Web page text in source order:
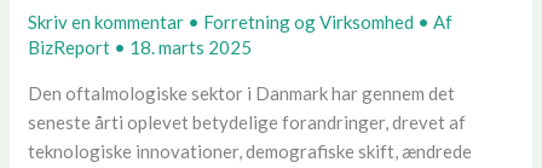
Skriv en kommentar • Forretning og Virksomhed • Af
BizReport • 18. marts 2025
Den oftalmologiske sektor i Danmark har gennem det
seneste årti oplevet betydelige forandringer, drevet af
teknologiske innovationer, demografiske skift, ændrede